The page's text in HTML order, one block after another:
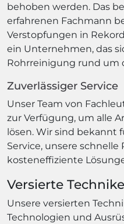
behoben werden. Das
erfahrenen Fachmann
Verstopfungen in
ein Unternehmen, das
Rohrreinigung rund um
Zuverlässiger Service
Unser Team von
zur Verfügung, um alle
lösen. Wir sind bekannt
Service, unsere
kosteneffiziente
Versierte
Unsere versierten
Technologien und